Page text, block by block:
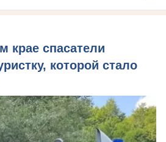
крае спасатели
которой стало